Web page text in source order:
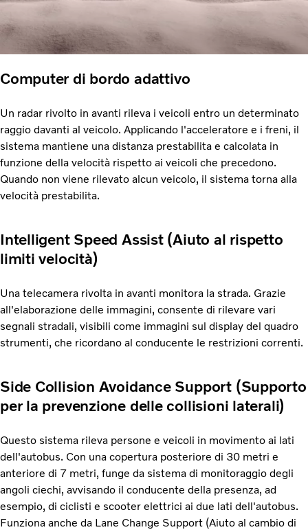
Computer di bordo adattivo
Un radar rivolto in avanti rileva i veicoli entro un determinato
raggio davanti al veicolo. Applicando l'acceleratore e i freni, il
sistema mantiene una distanza prestabilita e calcolata in
funzione della velocità rispetto ai veicoli che precedono.
Quando non viene rilevato alcun veicolo, il sistema torna alla
velocità prestabilita.
Intelligent Speed Assist (Aiuto al rispetto
limiti velocità)
Una telecamera rivolta in avanti monitora la strada. Grazie
all'elaborazione delle immagini, consente di rilevare vari
segnali stradali, visibili come immagini sul display del quadro
strumenti, che ricordano al conducente le restrizioni correnti.
Side Collision Avoidance Support (Supporto
per la prevenzione delle collisioni laterali)
Questo sistema rileva persone e veicoli in movimento ai lati
dell'autobus. Con una copertura posteriore di 30 metri e
anteriore di 7 metri, funge da sistema di monitoraggio degli
angoli ciechi, avvisando il conducente della presenza, ad
esempio, di ciclisti e scooter elettrici ai due lati dell'autobus.
Funziona anche da Lane Change Support (Aiuto al cambio di